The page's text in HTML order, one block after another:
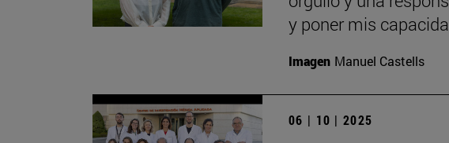
y poner mis
Imagen Manuel Castells
06 | 10 | 2025